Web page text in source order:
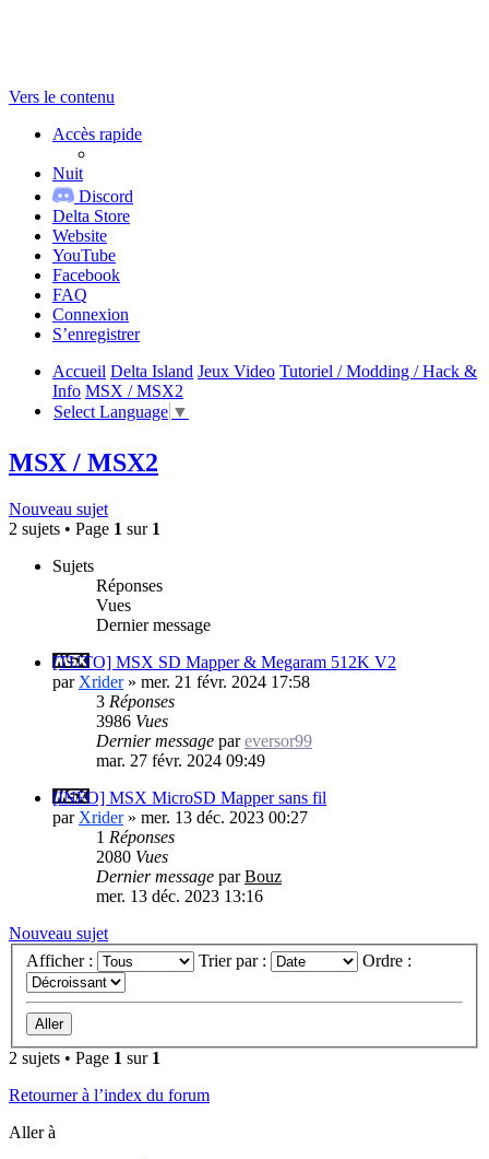
Vers le contenu
Accès rapide
Nuit
Discord
Delta Store
Website
YouTube
Facebook
FAQ
Connexion
S’enregistrer
Accueil Delta Island Jeux Video Tutoriel / Modding / Hack &
Info MSX / MSX2
Select Language ▼
MSX / MSX2
Nouveau sujet
2 sujets • Page 1 sur 1
Sujets
Réponses
Vues
Dernier message
[TUTO] MSX SD Mapper & Megaram 512K V2
par Xrider» mer. 21 févr. 2024 17:58
3 Réponses
3986 Vues
Dernier message pareversor99
mar. 27 févr. 2024 09:49
[INFO] MSX MicroSD Mapper sans fil
par Xrider» mer. 13 déc. 2023 00:27
1 Réponses
2080 Vues
Dernier message parBouz
mer. 13 déc. 2023 13:16
Nouveau sujet
Afficher :
Trier par : Ordre :
2 sujets • Page 1 sur 1
Retourner à l’index du forum
Aller à